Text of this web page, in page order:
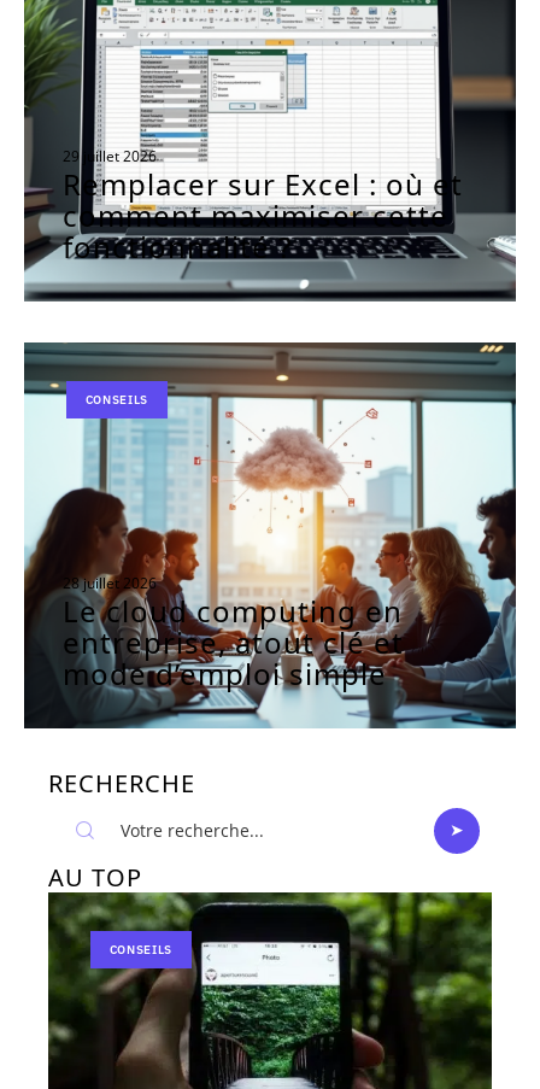
29 juillet 2026
Remplacer sur Excel : où et
comment maximiser cette
fonctionnalité ?
CONSEILS
28 juillet 2026
Le cloud computing en
entreprise, atout clé et
mode d’emploi simple
RECHERCHE
AU TOP
CONSEILS